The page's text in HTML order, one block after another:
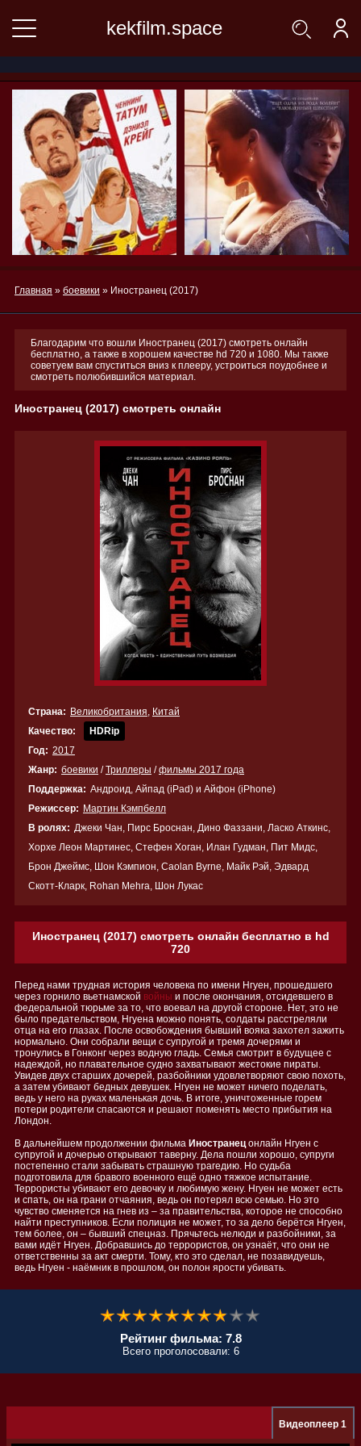
kekfilm.space
Главная » боевики » Иностранец (2017)
Благодарим что вошли Иностранец (2017) смотреть онлайн
бесплатно, а также в хорошем качестве hd 720 и 1080. Мы также
советуем вам спуститься вниз к плееру, устроиться поудобнее и
смотреть полюбившийся материал.
Иностранец (2017) смотреть онлайн
Страна: Великобритания, Китай
Качество:
HDRip
Год: 2017
Жанр: боевики /Триллеры /фильмы 2017 года
Поддержка: Андроид, Айпад (iPad) и Айфон (iPhone)
Режиссер: Мартин Кэмпбелл
В ролях: Джеки Чан, Пирс Броснан, Дино Фаззани, Ласко Аткинс,
Хорхе Леон Мартинес, Стефен Хоган, Илан Гудман, Пит Мидс,
Брон Джеймс, Шон Кэмпион, Caolan Byrne, Майк Рэй, Эдвард
Скотт-Кларк, Rohan Mehra, Шон Лукас
Иностранец (2017) смотреть онлайн бесплатно в hd
720
Перед нами трудная история человека по имени Нгуен, прошедшего
через горнило вьетнамской войны и после окончания, отсидевшего в
федеральной тюрьме за то, что воевал на другой стороне. Нет, это не
было предательством, Нгуена можно понять, солдаты расстреляли
отца на его глазах. После освобождения бывший вояка захотел зажить
нормально. Они собрали вещи с супругой и тремя дочерями и
тронулись в Гонконг через водную гладь. Семья смотрит в будущее с
надеждой, но плавательное судно захватывают жестокие пираты.
Увидев двух старших дочерей, разбойники удовлетворяют свою похоть,
а затем убивают бедных девушек. Нгуен не может ничего поделать,
ведь у него на руках маленькая дочь. В итоге, уничтоженные горем
потери родители спасаются и решают поменять место прибытия на
Лондон.
В дальнейшем продолжении фильма Иностранецонлайн Нгуен с
супругой и дочерью открывают таверну. Дела пошли хорошо, супруги
постепенно стали забывать страшную трагедию. Но судьба
подготовила для бравого военного ещё одно тяжкое испытание.
Террористы убивают его девочку и любимую жену. Нгуен не может есть
и спать, он на грани отчаяния, ведь он потерял всю семью. Но это
чувство сменяется на гнев из – за правительства, которое не способно
найти преступников. Если полиция не может, то за дело берётся Нгуен,
тем более, он – бывший спецназ. Прячьтесь нелюди и разбойники, за
вами идёт Нгуен. Добравшись до террористов, он узнаёт, что они не
ответственны за акт смерти. Тому, кто это сделал, не позавидуешь,
ведь Нгуен - наёмник в прошлом, он полон ярости убивать.
Рейтинг фильма: 7.8
Всего проголосовали: 6
Видеоплеер 1